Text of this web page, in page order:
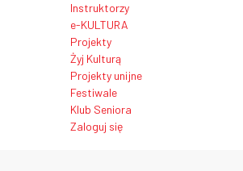
Instruktorzy
e-KULTURA
Projekty
Żyj Kulturą
Projekty unijne
Festiwale
Klub Seniora
Zaloguj się